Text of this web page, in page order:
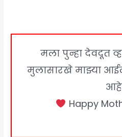
मला पुन्हा देवदूत
मुलासारखे माझ्या
Happy